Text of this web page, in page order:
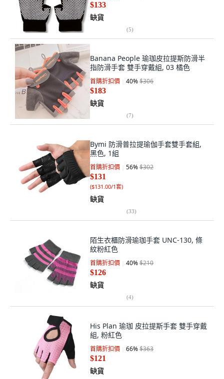
$133
缺貨
(5)
Banana People 瑜珈皮拉提斯防滑半
指防滑手套 雙手穿戴組, 03 橘色
首購折扣價 40%$306
$183
缺貨
(7)
Bymi 防滑普拉提瑜伽手套雙手套組,
黑色, 1組
首購折扣價 56%$302
$131
($131.00/1套)
缺貨
(33)
陌生衣櫃防滑瑜珈手套 UNC-130, 條
紋粉紅色
首購折扣價 40%$210
$126
缺貨
(4)
His Plan 瑜珈 皮拉提斯手套 雙手穿戴
組, 粉紅色
首購折扣價 66%$363
$121
缺貨